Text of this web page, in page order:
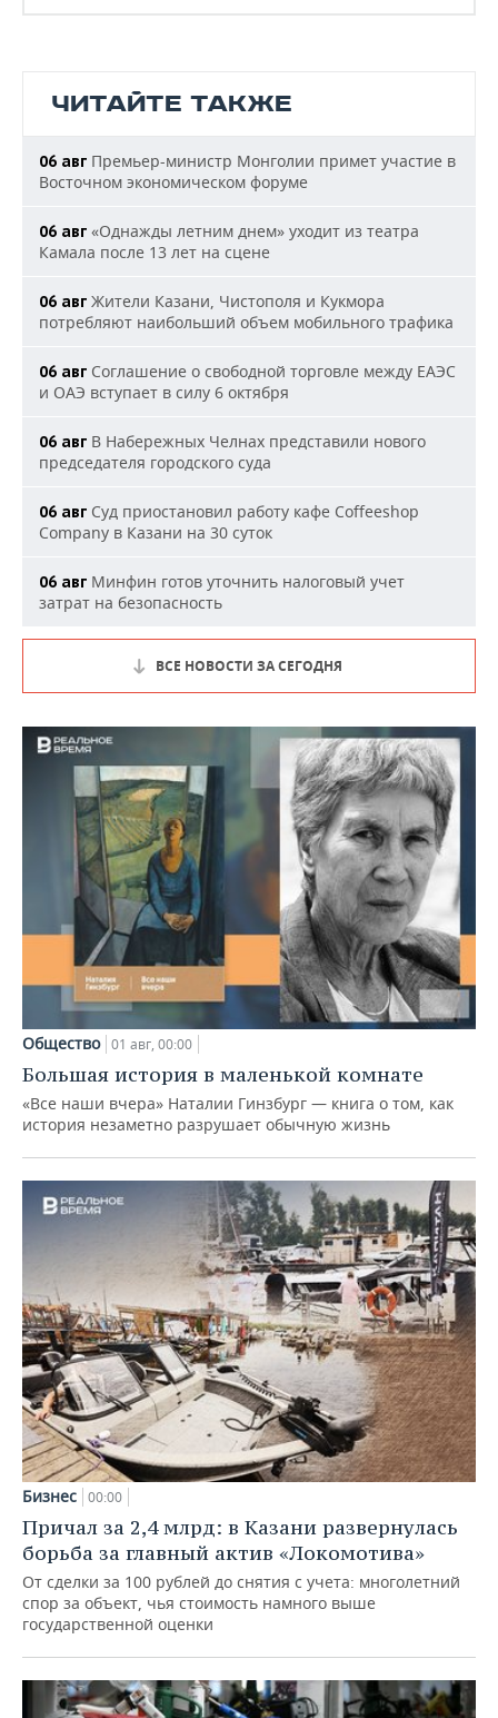
ЧИТАЙТЕ ТАКЖЕ
06 авг Премьер-министр Монголии примет участие в
Восточном экономическом форуме
06 авг «Однажды летним днем» уходит из театра
Камала после 13 лет на сцене
06 авг Жители Казани, Чистополя и Кукмора
потребляют наибольший объем мобильного трафика
06 авг Соглашение о свободной торговле между ЕАЭС
и ОАЭ вступает в силу 6 октября
06 авг В Набережных Челнах представили нового
председателя городского суда
06 авг Суд приостановил работу кафе Coffeeshop
Company в Казани на 30 суток
06 авг Минфин готов уточнить налоговый учет
затрат на безопасность
ВСЕ НОВОСТИ ЗА СЕГОДНЯ
Общество 01 авг, 00:00
Большая история в маленькой комнате
«Все наши вчера» Наталии Гинзбург — книга о том, как
история незаметно разрушает обычную жизнь
Бизнес 00:00
Причал за 2,4 млрд: в Казани развернулась
борьба за главный актив «Локомотива»
От сделки за 100 рублей до снятия с учета: многолетний
спор за объект, чья стоимость намного выше
государственной оценки